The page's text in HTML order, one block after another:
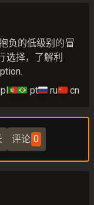
负的低级别的冒
选择，了解利
pl🇵🇹🇧🇷 pt🇷🇺 ru🇨🇳 cn
评论 0